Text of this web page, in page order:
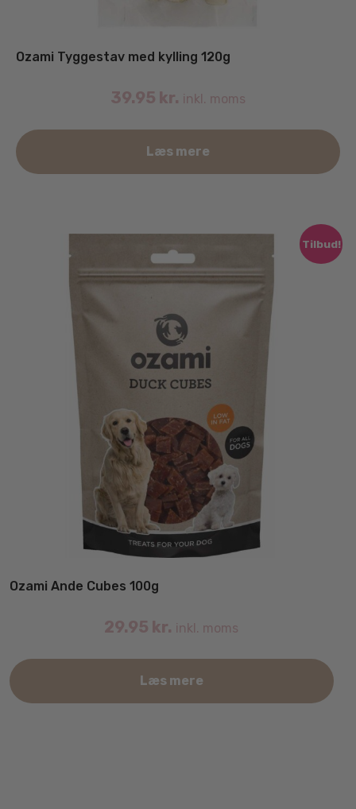
Ozami Tyggestav med kylling 120g
39.95 kr. inkl. moms
Læs mere
Tilbud!
Ozami Ande Cubes 100g
29.95 kr. inkl. moms
Læs mere